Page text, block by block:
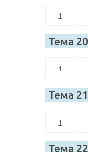
1
Тема 20
1
Тема 21
1
Тема 22